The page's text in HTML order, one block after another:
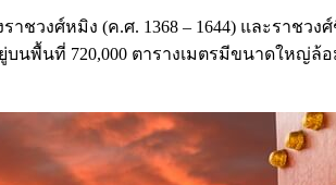
วงศ์หมิง (ค.ศ. 1368 – 1644) และราชว
พื้นที่ 720,000 ตารางเมตรมีขนาดใหญ่ล้อ